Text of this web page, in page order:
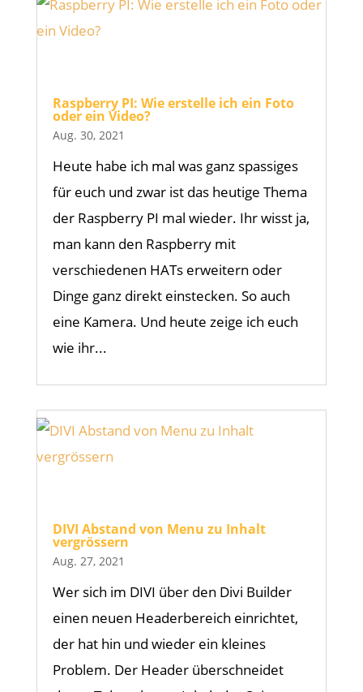
Raspberry PI: Wie erstelle ich ein Foto
oder ein Video?
Aug. 30, 2021
Heute habe ich mal was ganz spassiges
für euch und zwar ist das heutige Thema
der Raspberry PI mal wieder. Ihr wisst ja,
man kann den Raspberry mit
verschiedenen HATs erweitern oder
Dinge ganz direkt einstecken. So auch
eine Kamera. Und heute zeige ich euch
wie ihr...
DIVI Abstand von Menu zu Inhalt
vergrössern
Aug. 27, 2021
Wer sich im DIVI über den Divi Builder
einen neuen Headerbereich einrichtet,
der hat hin und wieder ein kleines
Problem. Der Header überschneidet